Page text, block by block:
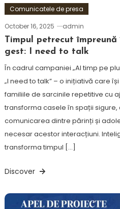
Comunicatele de presa
October 16, 2025
admin
Timpul petrecut împreună
gest: I need to talk
În cadrul campaniei „AI timp pe
„I need to talk” – o inițiativă care
familiile de sarcinile repetitive cu
transforma casele în spații
comunicarea dintre părinți și
necesar acestor interacțiuni.
transforma timpul […]
Discover